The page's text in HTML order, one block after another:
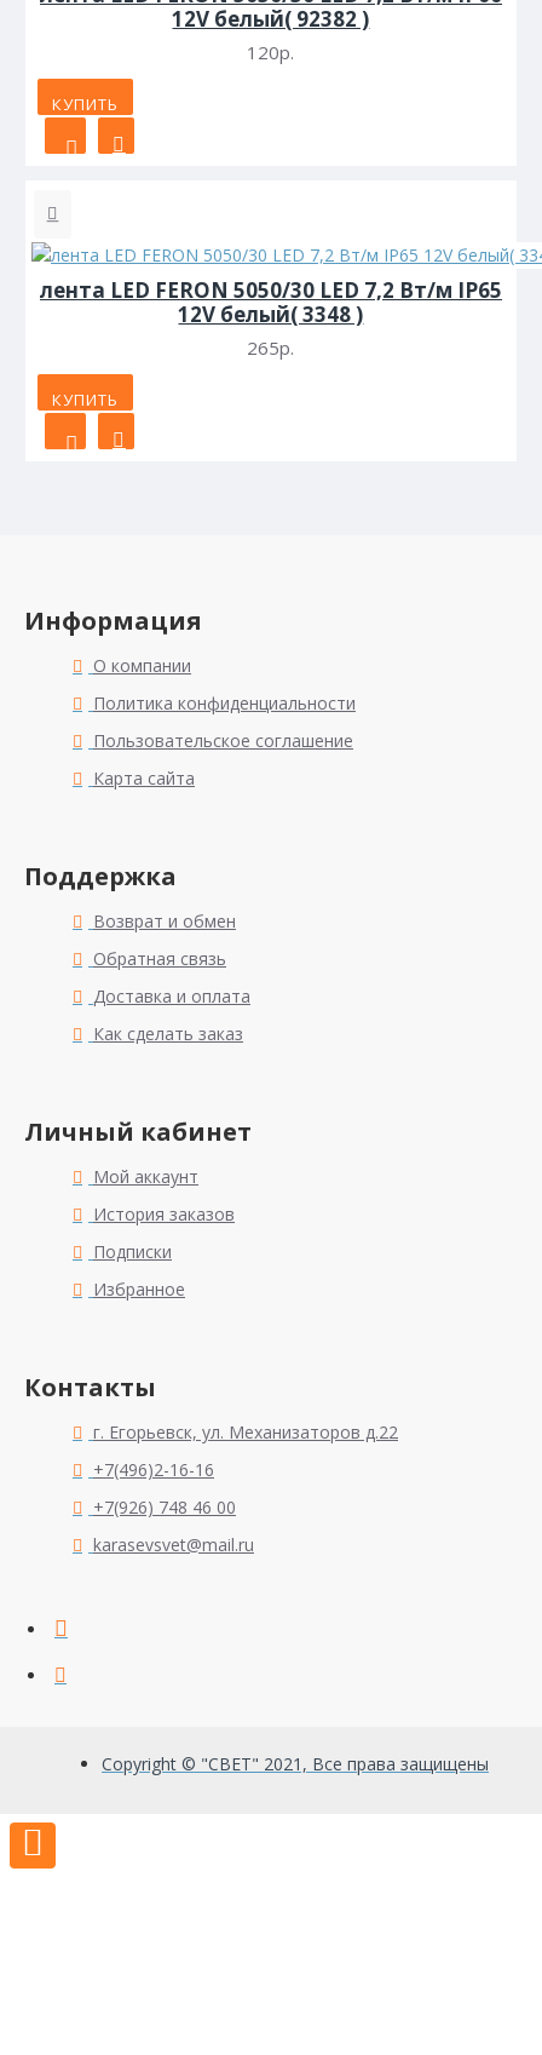
12V белый( 92382 )
120р.
КУПИТЬ
лента LED FERON 5050/30 LED 7,2 Вт/м IP65
12V белый( 3348 )
265р.
КУПИТЬ
Информация
О компании
Политика конфиденциальности
Пользовательское соглашение
Карта сайта
Поддержка
Возврат и обмен
Обратная связь
Доставка и оплата
Как сделать заказ
Личный кабинет
Мой аккаунт
История заказов
Подписки
Избранное
Контакты
г. Егорьевск, ул. Механизаторов д.22
+7(496)2-16-16
+7(926) 748 46 00
karasevsvet@mail.ru
Copyright © "СВЕТ" 2021, Все права защищены